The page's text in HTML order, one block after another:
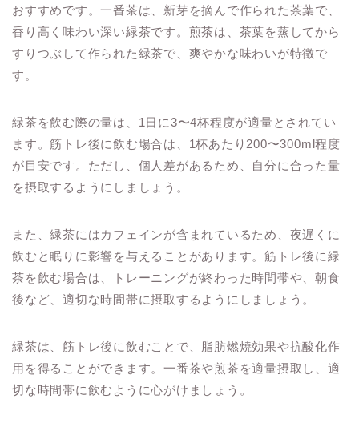
おすすめです。一番茶は、新芽を摘んで作られた茶葉で、
香り高く味わい深い緑茶です。煎茶は、茶葉を蒸してから
すりつぶして作られた緑茶で、爽やかな味わいが特徴で
す。
緑茶を飲む際の量は、1日に3〜4杯程度が適量とされてい
ます。筋トレ後に飲む場合は、1杯あたり200〜300ml程度
が目安です。ただし、個人差があるため、自分に合った量
を摂取するようにしましょう。
また、緑茶にはカフェインが含まれているため、夜遅くに
飲むと眠りに影響を与えることがあります。筋トレ後に緑
茶を飲む場合は、トレーニングが終わった時間帯や、朝食
後など、適切な時間帯に摂取するようにしましょう。
緑茶は、筋トレ後に飲むことで、脂肪燃焼効果や抗酸化作
用を得ることができます。一番茶や煎茶を適量摂取し、適
切な時間帯に飲むように心がけましょう。